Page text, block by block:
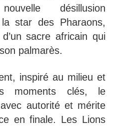
désillusion
star des Pharaons,
sacre africain qui
palmarès.
inspiré au milieu et
moments clés, le
avec autorité et mérite
en finale. Les Lions